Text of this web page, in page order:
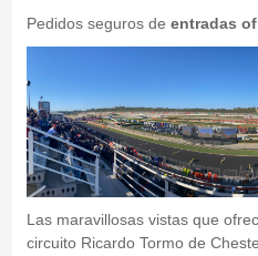
Pedidos seguros de entradas
Las maravillosas vistas que
circuito Ricardo Tormo de